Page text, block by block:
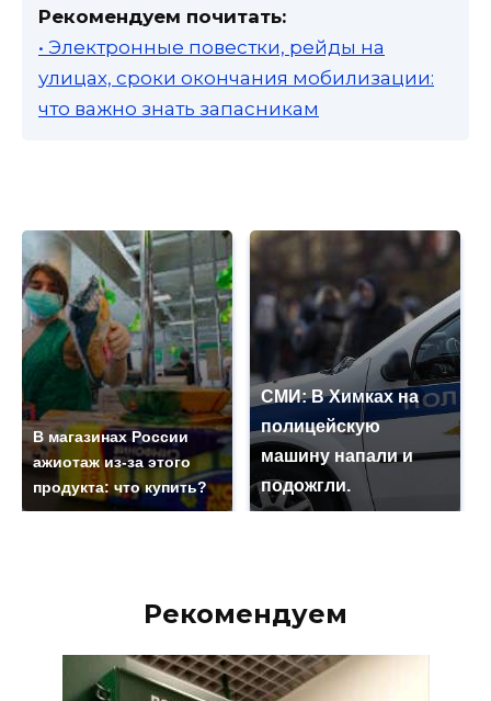
Рекомендуем почитать:
• Электронные повестки, рейды на
улицах, сроки окончания мобилизации:
что важно знать запасникам
В магазинах России
ажиотаж из-за этого
продукта: что купить?
СМИ: В Химках на
полицейскую
машину напали и
подожгли.
Рекомендуем